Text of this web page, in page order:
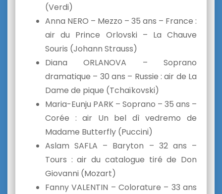
(Verdi)
Anna NERO – Mezzo – 35 ans – France :
air du Prince Orlovski – La Chauve
Souris (Johann Strauss)
Diana ORLANOVA – Soprano
dramatique – 30 ans – Russie : air de La
Dame de pique (Tchaïkovski)
Maria-Eunju PARK – Soprano – 35 ans –
Corée : air Un bel dì vedremo de
Madame Butterfly (Puccini)
Aslam SAFLA – Baryton – 32 ans –
Tours : air du catalogue tiré de Don
Giovanni (Mozart)
Fanny VALENTIN – Colorature – 33 ans